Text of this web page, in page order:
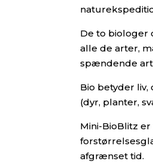
De to biologer
alle de arter,
spændende
Bio betyder
(dyr, planter,
Mini-BioBlitz
afgrænset tid.